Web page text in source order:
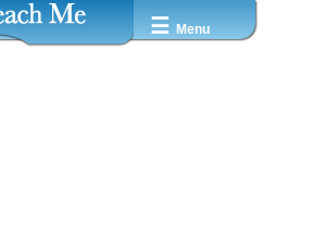
☰ Menu